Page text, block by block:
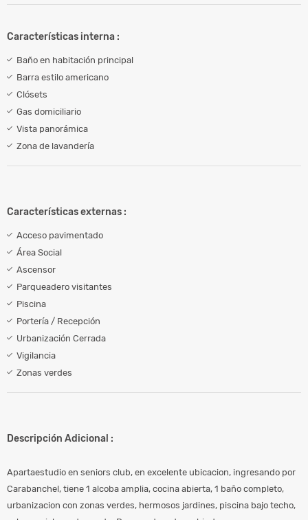
Características interna :
Baño en habitación principal
Barra estilo americano
Clósets
Gas domiciliario
Vista panorámica
Zona de lavandería
Características externas :
Acceso pavimentado
Área Social
Ascensor
Parqueadero visitantes
Piscina
Portería / Recepción
Urbanización Cerrada
Vigilancia
Zonas verdes
Descripción Adicional :
Apartaestudio en seniors club, en excelente ubicacion, ingresando por
Carabanchel, tiene 1 alcoba amplia, cocina abierta, 1 baño completo,
urbanizacion con zonas verdes, hermosos jardines, piscina bajo techo,